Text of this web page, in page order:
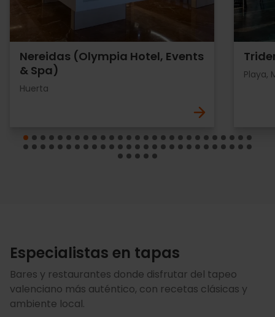
Nereidas (Olympia Hotel, Events
& Spa)
Huerta
Playa,
Especialistas en tapas
Bares y restaurantes donde disfrutar del tapeo
valenciano más auténtico, con recetas clásicas y
ambiente local.